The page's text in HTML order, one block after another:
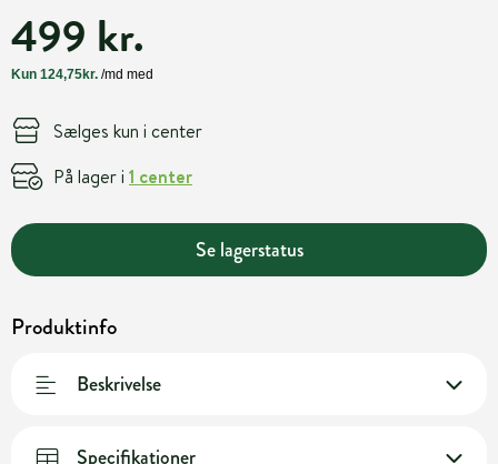
499 kr.
Sælges kun i center
På lager i 1 center
Se lagerstatus
Produktinfo
Beskrivelse
Specifikationer